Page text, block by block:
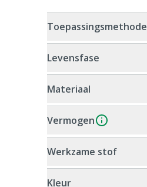
Toepassingsmethode
Levensfase
Materiaal
Vermogen
Werkzame stof
Kleur